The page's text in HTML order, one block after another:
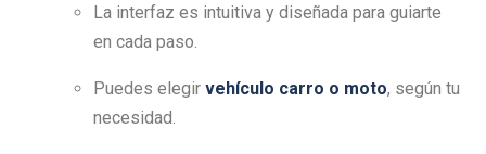
La interfaz es intuitiva y diseñada para guiarte
en cada paso.
Puedes elegir vehículo carro o moto, según tu
necesidad.